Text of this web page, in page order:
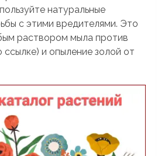
натуральные
с этими вредителями. Это
раствором мыла против
ссылке) и опыление золой от